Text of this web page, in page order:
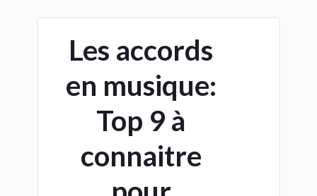
Les accords
en musique:
Top 9 à
connaitre